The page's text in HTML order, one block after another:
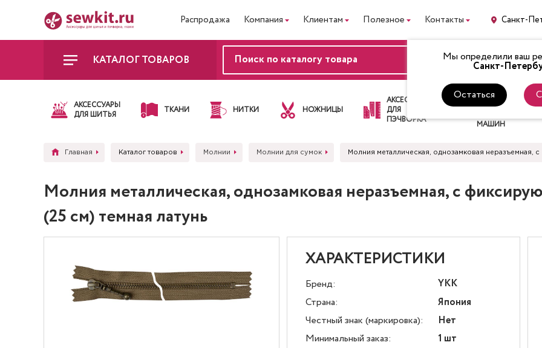
Распродажа Компания Клиентам Полезное Контакты Санкт-
Мы определили ваш
Санкт-
Остаться
КАТАЛОГ ТОВАРОВ ВХОД
АКСЕССУАРЫ
ДЛЯ ШИТЬЯ
ТКАНИ НИТКИ НОЖНИЦЫ
АКСЕССУАРЫ
ДЛЯ
ПЭЧВОРКА
ЛАПКИ
ДЛЯ
МАШИН
Главная Каталог товаров Молнии Молнии для сумок Молния металлическая, однозамковая неразъемная,
Молния металлическая, однозамковая неразъемная, с
(25 см) темная латунь
ХАРАКТЕРИСТИКИ
Бренд:
YKK
Страна:
Япония
Честный знак (маркировка):
Нет
Минимальный заказ:
1 шт